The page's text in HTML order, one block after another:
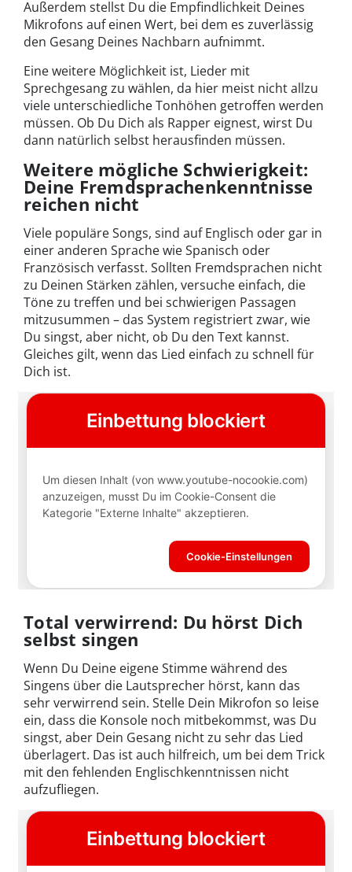
Außerdem stellst Du die Empfindlichkeit Deines
Mikrofons auf einen Wert, bei dem es zuverlässig
den Gesang Deines Nachbarn aufnimmt.
Eine weitere Möglichkeit ist, Lieder mit
Sprechgesang zu wählen, da hier meist nicht allzu
viele unterschiedliche Tonhöhen getroffen werden
müssen. Ob Du Dich als Rapper eignest, wirst Du
dann natürlich selbst herausfinden müssen.
Weitere mögliche Schwierigkeit:
Deine Fremdsprachenkenntnisse
reichen nicht
Viele populäre Songs, sind auf Englisch oder gar in
einer anderen Sprache wie Spanisch oder
Französisch verfasst. Sollten Fremdsprachen nicht
zu Deinen Stärken zählen, versuche einfach, die
Töne zu treffen und bei schwierigen Passagen
mitzusummen – das System registriert zwar, wie
Du singst, aber nicht, ob Du den Text kannst.
Gleiches gilt, wenn das Lied einfach zu schnell für
Dich ist.
Total verwirrend: Du hörst Dich
selbst singen
Wenn Du Deine eigene Stimme während des
Singens über die Lautsprecher hörst, kann das
sehr verwirrend sein. Stelle Dein Mikrofon so leise
ein, dass die Konsole noch mitbekommst, was Du
singst, aber Dein Gesang nicht zu sehr das Lied
überlagert. Das ist auch hilfreich, um bei dem Trick
mit den fehlenden Englischkenntnissen nicht
aufzufliegen.